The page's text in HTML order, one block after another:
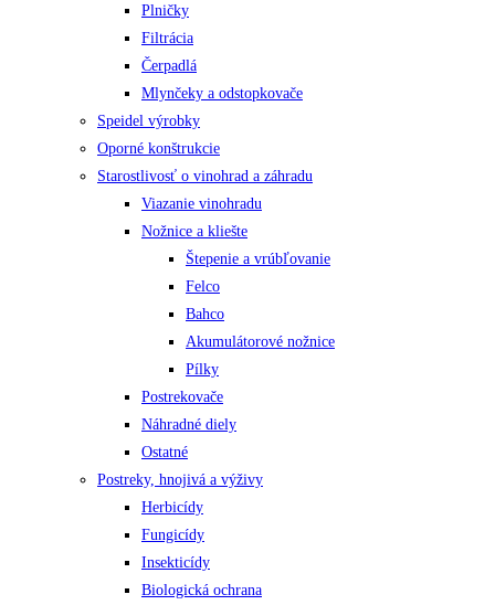
Plničky
Filtrácia
Čerpadlá
Mlynčeky a odstopkovače
Speidel výrobky
Oporné konštrukcie
Starostlivosť o vinohrad a záhradu
Viazanie vinohradu
Nožnice a kliešte
Štepenie a vrúbľovanie
Felco
Bahco
Akumulátorové nožnice
Pílky
Postrekovače
Náhradné diely
Ostatné
Postreky, hnojivá a výživy
Herbicídy
Fungicídy
Insekticídy
Biologická ochrana